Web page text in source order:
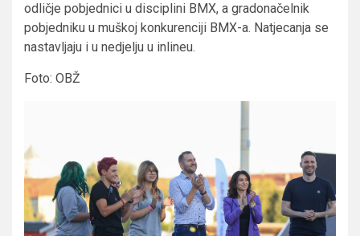
odličje pobjednici u disciplini BMX, a gradonačelnik
pobjedniku u muškoj konkurenciji BMX-a. Natjecanja se
nastavljaju i u nedjelju u inlineu.
Foto: OBŽ